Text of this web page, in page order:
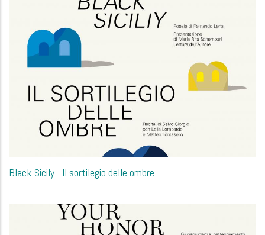
Black Sicily - Il sortilegio delle ombre